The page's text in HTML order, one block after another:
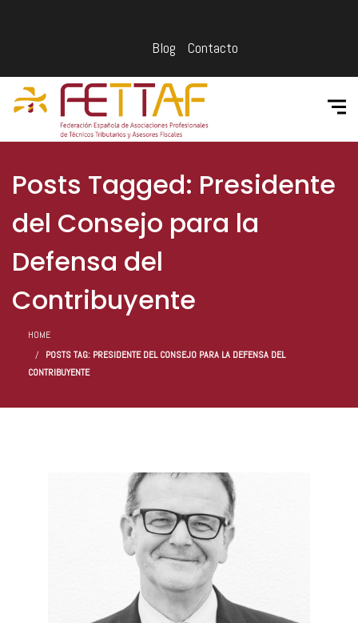
Blog Contacto
Posts Tagged: Presidente
del Consejo para la
Defensa del
Contribuyente
HOME
POSTS TAG: PRESIDENTE DEL CONSEJO PARA LA DEFENSA DEL
CONTRIBUYENTE